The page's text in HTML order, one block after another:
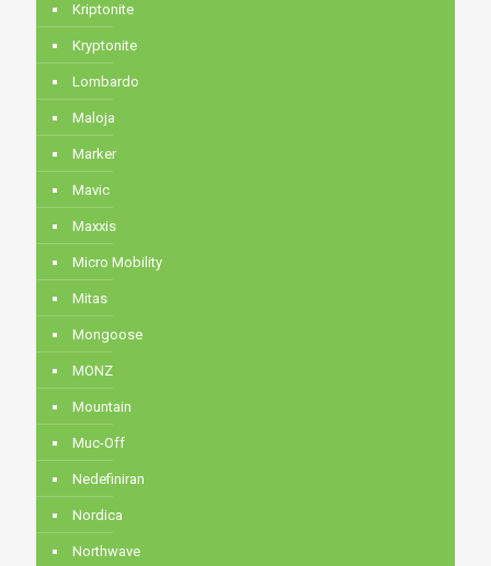
Kriptonite
Kryptonite
Lombardo
Maloja
Marker
Mavic
Maxxis
Micro Mobility
Mitas
Mongoose
MONZ
Mountain
Muc-Off
Nedefiniran
Nordica
Northwave